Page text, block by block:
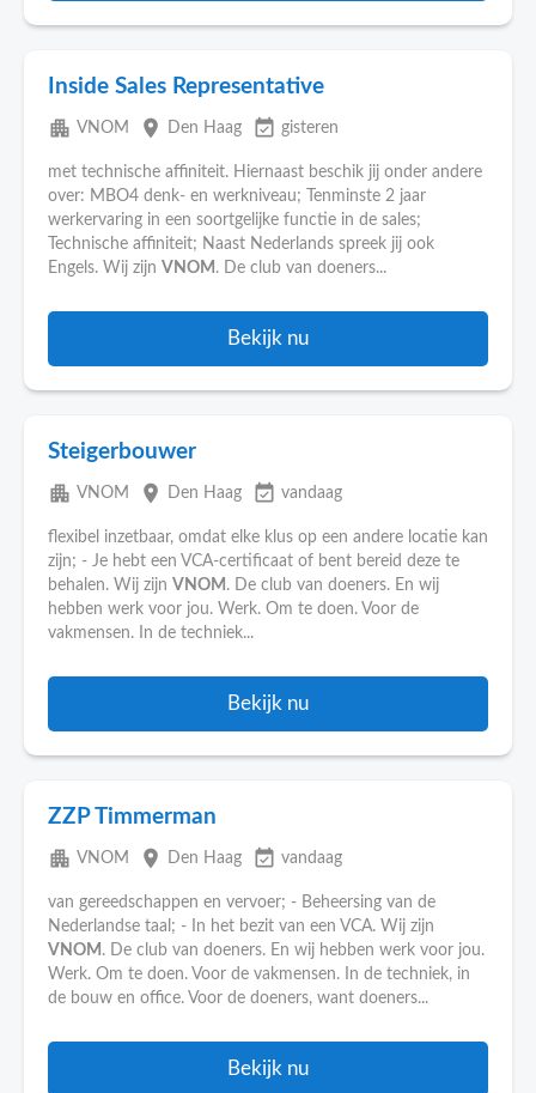
Inside Sales Representative
apartment VNOM place Den Haag event_available gisteren
met technische affiniteit. Hiernaast beschik jij onder andere
over: MBO4 denk- en werkniveau; Tenminste 2 jaar
werkervaring in een soortgelijke functie in de sales;
Technische affiniteit; Naast Nederlands spreek jij ook
Engels. Wij zijn VNOM . De club van doeners...
Bekijk nu
Steigerbouwer
apartment VNOM place Den Haag event_available vandaag
flexibel inzetbaar, omdat elke klus op een andere locatie kan
zijn; - Je hebt een VCA-certificaat of bent bereid deze te
behalen. Wij zijn VNOM . De club van doeners. En wij
hebben werk voor jou. Werk. Om te doen. Voor de
vakmensen. In de techniek...
Bekijk nu
ZZP Timmerman
apartment VNOM place Den Haag event_available vandaag
van gereedschappen en vervoer; - Beheersing van de
Nederlandse taal; - In het bezit van een VCA. Wij zijn
VNOM . De club van doeners. En wij hebben werk voor jou.
Werk. Om te doen. Voor de vakmensen. In de techniek, in
de bouw en office. Voor de doeners, want doeners...
Bekijk nu